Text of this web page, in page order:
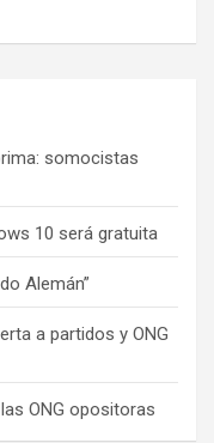
somocistas
10 será gratuita
Alemán”
a partidos y ONG
ONG opositoras